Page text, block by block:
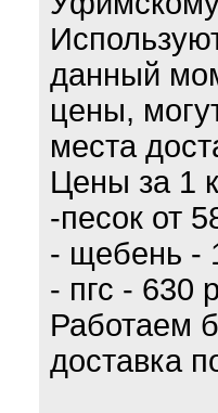
данный
цены,
места
Цены за 1
-песок от
- щебень -
- пгс - 630
Работаем
доставка